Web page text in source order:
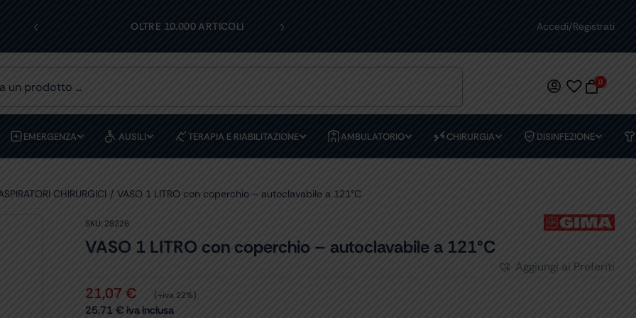
‹ ASSISTENZA DEDICATA › Accedi/Registrati
0
EMERGENZA AUSILI TERAPIA E RIABILITAZIONE AMBULATORIO CHIRURGIA DISINFEZIONE
CHIRURGICI VASO 1 LITRO con coperchio – autoclavabile a 121°C
SKU: 28226
VASO 1 LITRO con coperchio – autoclavabile a 121°C
Aggiungi ai Preferiti
21,07 € (+iva 22%)
25,71 € iva inclusa